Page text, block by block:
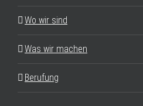
Wo wir sind
Was wir machen
Berufung